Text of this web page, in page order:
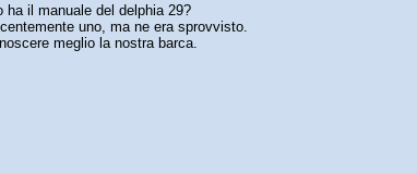
ha il manuale del delphia 29?
uno, ma ne era sprovvisto.
meglio la nostra barca.